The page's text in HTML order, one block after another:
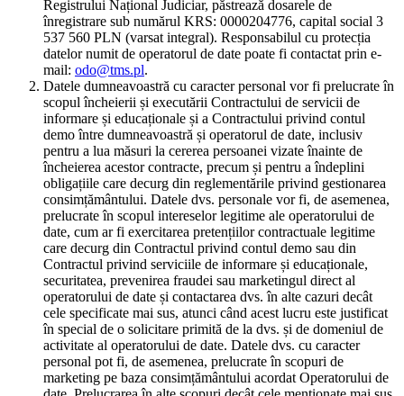
Registrului Național Judiciar, păstrează dosarele de
înregistrare sub numărul KRS: 0000204776, capital social 3
537 560 PLN (varsat integral). Responsabilul cu protecția
datelor numit de operatorul de date poate fi contactat prin e-
mail: odo@tms.pl.
Datele dumneavoastră cu caracter personal vor fi prelucrate în
scopul încheierii și executării Contractului de servicii de
informare și educaționale și a Contractului privind contul
demo între dumneavoastră și operatorul de date, inclusiv
pentru a lua măsuri la cererea persoanei vizate înainte de
încheierea acestor contracte, precum și pentru a îndeplini
obligațiile care decurg din reglementările privind gestionarea
consimțământului. Datele dvs. personale vor fi, de asemenea,
prelucrate în scopul intereselor legitime ale operatorului de
date, cum ar fi exercitarea pretențiilor contractuale legitime
care decurg din Contractul privind contul demo sau din
Contractul privind serviciile de informare și educaționale,
securitatea, prevenirea fraudei sau marketingul direct al
operatorului de date și contactarea dvs. în alte cazuri decât
cele specificate mai sus, atunci când acest lucru este justificat
în special de o solicitare primită de la dvs. și de domeniul de
activitate al operatorului de date. Datele dvs. cu caracter
personal pot fi, de asemenea, prelucrate în scopuri de
marketing pe baza consimțământului acordat Operatorului de